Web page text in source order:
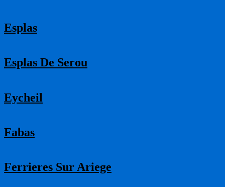
Esplas
Esplas De Serou
Eycheil
Fabas
Ferrieres Sur Ariege